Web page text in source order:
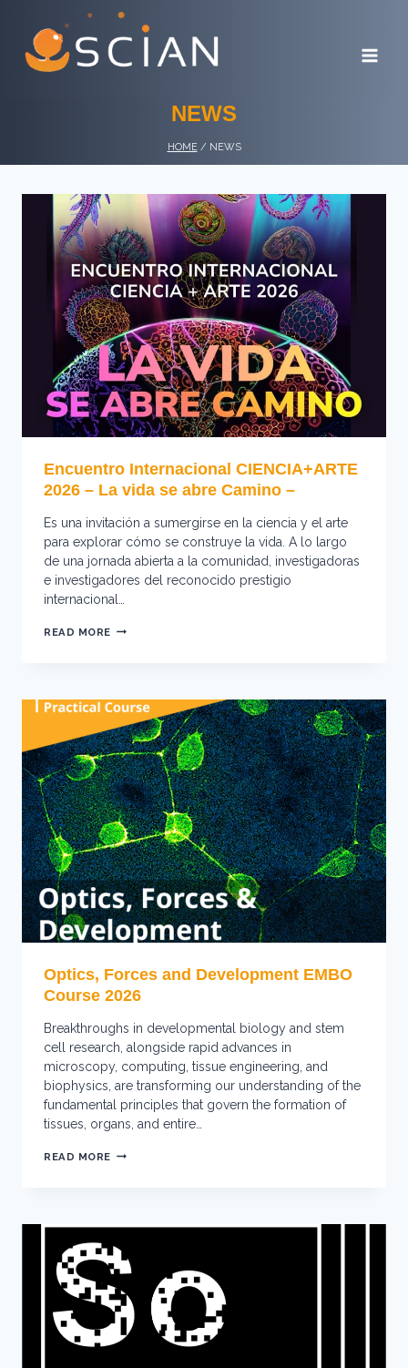
content
NEWS
HOME / NEWS
Encuentro Internacional CIENCIA+ARTE
2026 – La vida se abre Camino –
Es una invitación a sumergirse en la ciencia y el arte
para explorar cómo se construye la vida. A lo largo
de una jornada abierta a la comunidad, investigadoras
e investigadores del reconocido prestigio
internacional…
READ MORE ENCUENTRO
LA
VIDA
SE
ABRE
CAMINO
–
Optics, Forces and Development EMBO
Course 2026
Breakthroughs in developmental biology and stem
cell research, alongside rapid advances in
microscopy, computing, tissue engineering, and
biophysics, are transforming our understanding of the
fundamental principles that govern the formation of
tissues, organs, and entire…
READ MORE OPTICS,
COURSE